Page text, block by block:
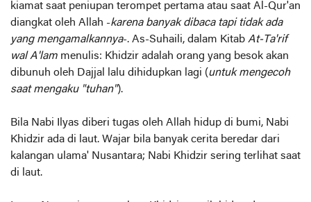
kiamat saat peniupan terompet pertama atau saat Al-Qur'an
diangkat oleh Allah -karena banyak dibaca tapi tidak ada
yang mengamalkannya-. As-Suhaili, dalam Kitab At-Ta'rif
wal A'lam menulis: Khidzir adalah orang yang besok akan
dibunuh oleh Dajjal lalu dihidupkan lagi (untuk mengecoh
saat mengaku "tuhan").
Bila Nabi Ilyas diberi tugas oleh Allah hidup di bumi, Nabi
Khidzir ada di laut. Wajar bila banyak cerita beredar dari
kalangan ulama' Nusantara; Nabi Khidzir sering terlihat saat
di laut.